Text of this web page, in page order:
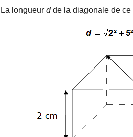
La longueur dde la diagonale de ce